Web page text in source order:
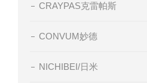
CRAYPAS克雷帕斯
CONVUM妙德
NICHIBEI/日米